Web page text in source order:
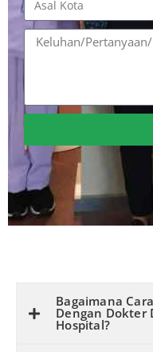
Bagaimana
Dengan Dokter
Hospital?